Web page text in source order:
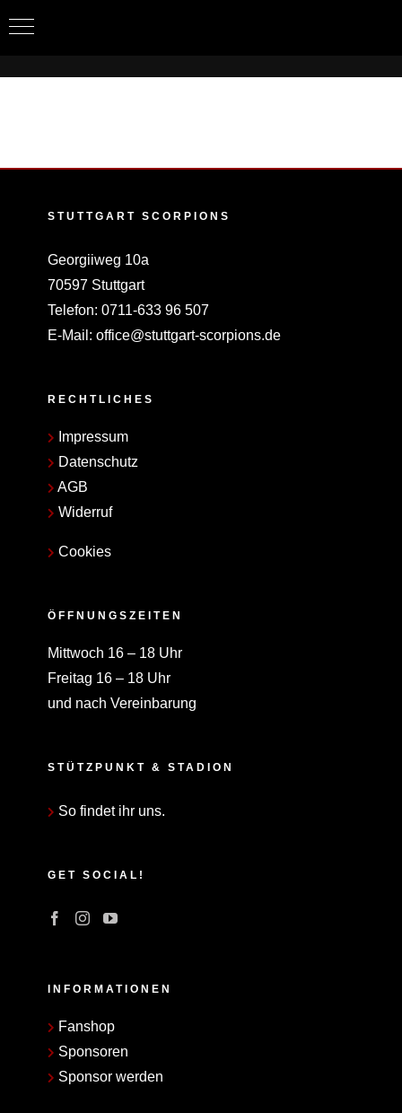
STUTTGART SCORPIONS
Georgiiweg 10a
70597 Stuttgart
Telefon: 0711-633 96 507
E-Mail: office@stuttgart-scorpions.de
RECHTLICHES
Impressum
Datenschutz
AGB
Widerruf
Cookies
ÖFFNUNGSZEITEN
Mittwoch 16 – 18 Uhr
Freitag 16 – 18 Uhr
und nach Vereinbarung
STÜTZPUNKT & STADION
So findet ihr uns.
GET SOCIAL!
INFORMATIONEN
Fanshop
Sponsoren
Sponsor werden